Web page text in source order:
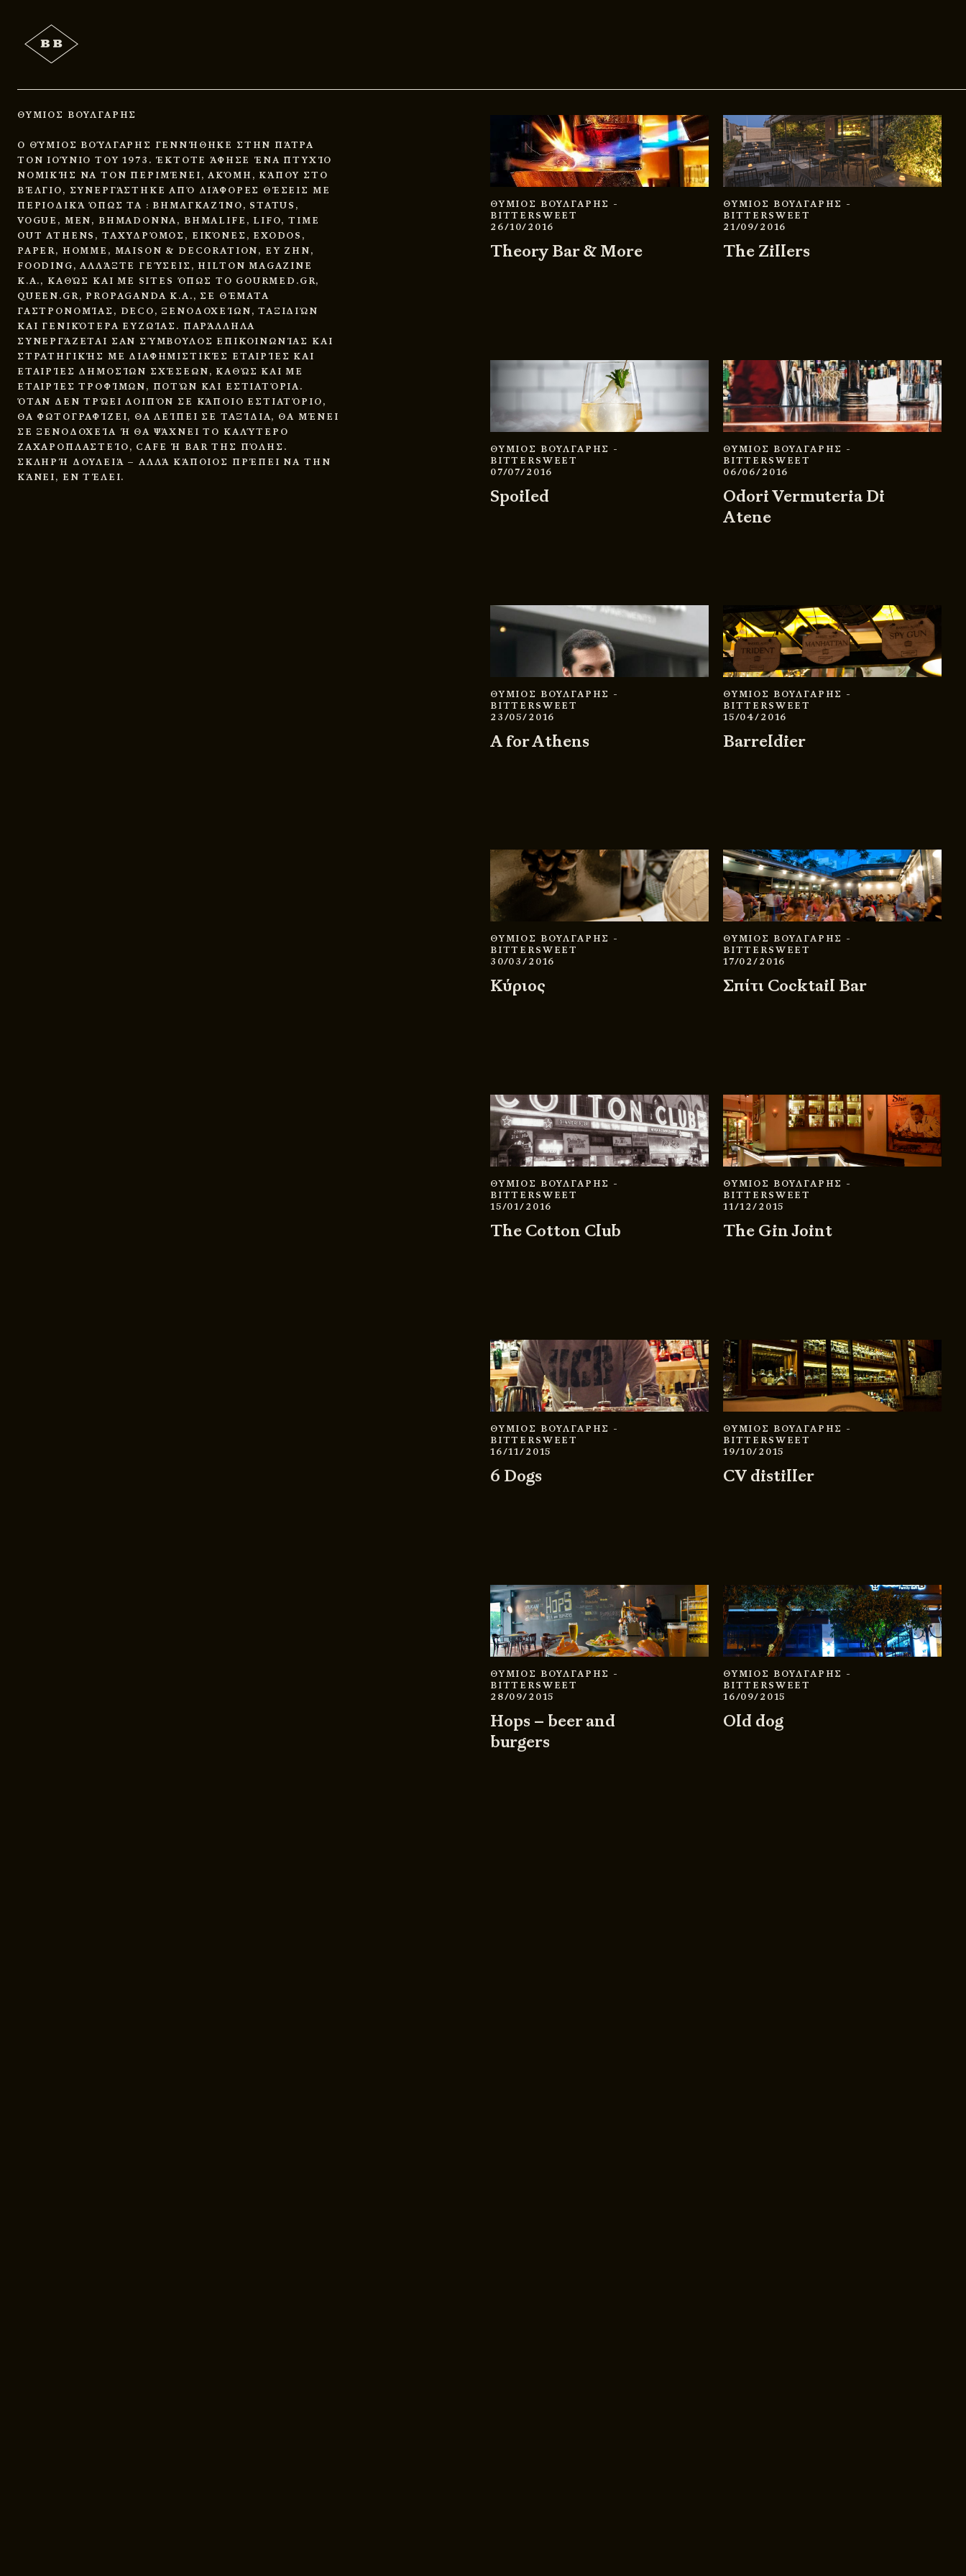
ΘΥΜΙΟΣ ΒΟΥΛΓΑΡΗΣ
Ο ΘΎΜΙΟΣ ΒΟΎΛΓΑΡΗΣ ΓΕΝΝΉΘΗΚΕ ΣΤΗΝ ΠΆΤΡΑ
ΤΟΝ ΙΟΎΝΙΟ ΤΟΥ 1973. ΈΚΤΟΤΕ ΆΦΗΣΕ ΈΝΑ ΠΤΥΧΊΟ
ΝΟΜΙΚΉΣ ΝΑ ΤΟΝ ΠΕΡΙΜΈΝΕΙ, ΑΚΌΜΗ, ΚΆΠΟΥ ΣΤΟ
ΒΈΛΓΙΟ, ΣΥΝΕΡΓΆΣΤΗΚΕ ΑΠΌ ΔΙΆΦΟΡΕΣ ΘΈΣΕΙΣ ΜΕ
ΠΕΡΙΟΔΙΚΆ ΌΠΩΣ ΤΑ : ΒΗΜΑΓΚΑΖΊΝΟ, STATUS,
VOGUE, ΜΕΝ, ΒΗΜΑDONNA, ΒΗΜΑLIFE, LIFO, TIME
OUT ATHENS, ΤΑΧΥΔΡΌΜΟΣ, ΕΙΚΌΝΕΣ, EXODOS,
PAPER, HOMME, MAISON & DECORATION, ΕΥ ΖΗΝ,
FOODING, ΑΛΛΆΞΤΕ ΓΕΎΣΕΙΣ, HILTON MAGAZINE
Κ.Α., ΚΑΘΏΣ ΚΑΙ ΜΕ SITES ΌΠΩΣ ΤΟ GOURMED.GR,
QUEEN.GR, PROPAGANDA Κ.Α., ΣΕ ΘΈΜΑΤΑ
ΓΑΣΤΡΟΝΟΜΊΑΣ, DECO, ΞΕΝΟΔΟΧΕΊΩΝ, ΤΑΞΙΔΙΏΝ
ΚΑΙ ΓΕΝΙΚΌΤΕΡΑ ΕΥΖΩΊΑΣ. ΠΑΡΆΛΛΗΛΑ
ΣΥΝΕΡΓΆΖΕΤΑΙ ΣΑΝ ΣΎΜΒΟΥΛΟΣ ΕΠΙΚΟΙΝΩΝΊΑΣ ΚΑΙ
ΣΤΡΑΤΗΓΙΚΉΣ ΜΕ ΔΙΑΦΗΜΙΣΤΙΚΈΣ ΕΤΑΙΡΊΕΣ ΚΑΙ
ΕΤΑΙΡΊΕΣ ΔΗΜΟΣΊΩΝ ΣΧΈΣΕΩΝ, ΚΑΘΏΣ ΚΑΙ ΜΕ
ΕΤΑΙΡΊΕΣ ΤΡΟΦΊΜΩΝ, ΠΟΤΏΝ ΚΑΙ ΕΣΤΙΑΤΌΡΙΑ.
ΌΤΑΝ ΔΕΝ ΤΡΏΕΙ ΛΟΙΠΌΝ ΣΕ ΚΆΠΟΙΟ ΕΣΤΙΑΤΌΡΙΟ,
ΘΑ ΦΩΤΟΓΡΑΦΊΖΕΙ, ΘΑ ΛΕΊΠΕΙ ΣΕ ΤΑΞΊΔΙΑ, ΘΑ ΜΈΝΕΙ
ΣΕ ΞΕΝΟΔΟΧΕΊΑ Ή ΘΑ ΨΆΧΝΕΙ ΤΟ ΚΑΛΎΤΕΡΟ
ΖΑΧΑΡΟΠΛΑΣΤΕΊΟ, CAFE Ή BAR ΤΗΣ ΠΌΛΗΣ.
ΣΚΛΗΡΉ ΔΟΥΛΕΙΆ – ΑΛΛΆ ΚΆΠΟΙΟΣ ΠΡΈΠΕΙ ΝΑ ΤΗΝ
ΚΆΝΕΙ, ΕΝ ΤΈΛΕΙ.
ΘΥΜΙΟΣ ΒΟΥΛΓΑΡΗΣ -
BITTERSWEET
26/10/2016
Theory Bar & More
ΘΥΜΙΟΣ ΒΟΥΛΓΑΡΗΣ -
BITTERSWEET
21/09/2016
The Zillers
ΘΥΜΙΟΣ ΒΟΥΛΓΑΡΗΣ -
BITTERSWEET
07/07/2016
Spoiled
ΘΥΜΙΟΣ ΒΟΥΛΓΑΡΗΣ -
BITTERSWEET
06/06/2016
Odori Vermuteria Di
Atene
ΘΥΜΙΟΣ ΒΟΥΛΓΑΡΗΣ -
BITTERSWEET
23/05/2016
A for Athens
ΘΥΜΙΟΣ ΒΟΥΛΓΑΡΗΣ -
BITTERSWEET
15/04/2016
Barreldier
ΘΥΜΙΟΣ ΒΟΥΛΓΑΡΗΣ -
BITTERSWEET
30/03/2016
Κύριος
ΘΥΜΙΟΣ ΒΟΥΛΓΑΡΗΣ -
BITTERSWEET
17/02/2016
Σπίτι Cocktail Bar
ΘΥΜΙΟΣ ΒΟΥΛΓΑΡΗΣ -
BITTERSWEET
15/01/2016
The Cotton Club
ΘΥΜΙΟΣ ΒΟΥΛΓΑΡΗΣ -
BITTERSWEET
11/12/2015
The Gin Joint
ΘΥΜΙΟΣ ΒΟΥΛΓΑΡΗΣ -
BITTERSWEET
16/11/2015
6 Dogs
ΘΥΜΙΟΣ ΒΟΥΛΓΑΡΗΣ -
BITTERSWEET
19/10/2015
CV distiller
ΘΥΜΙΟΣ ΒΟΥΛΓΑΡΗΣ -
BITTERSWEET
28/09/2015
Hops – beer and
burgers
ΘΥΜΙΟΣ ΒΟΥΛΓΑΡΗΣ -
BITTERSWEET
16/09/2015
Old dog